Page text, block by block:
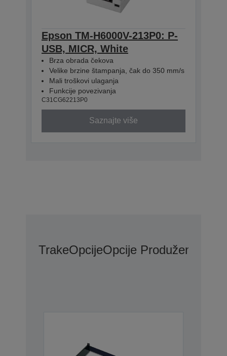
Epson TM-H6000V-213P0: P-
USB, MICR, White
Brza obrada čekova
Velike brzine štampanja, čak do 350 mm/s
Mali troškovi ulaganja
Funkcije povezivanja
C31CG62213P0
Saznajte više
TrakeOpcijeOpcije Produžene